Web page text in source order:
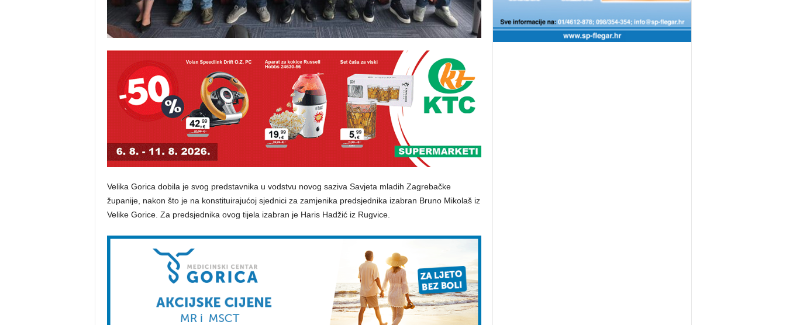
Velika Gorica dobila je svog predstavnika u vodstvu novog saziva Savjeta mladih Zagrebačke
županije, nakon što je na konstituirajućoj sjednici za zamjenika predsjednika izabran Bruno Mikolaš iz
Velike Gorice. Za predsjednika ovog tijela izabran je Haris Hadžić iz Rugvice.